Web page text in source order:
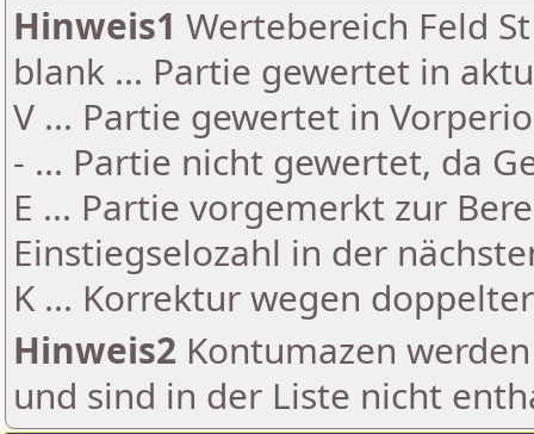
Hinweis1 Wertebereich Feld
blank ... Partie gewertet in
V ... Partie gewertet in
- ... Partie nicht gewertet, da
E ... Partie vorgemerkt zur
Einstiegselozahl in der
K ... Korrektur wegen
Hinweis2 Kontumazen
und sind in der Liste nicht